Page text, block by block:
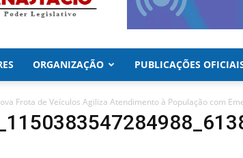
de
ORGANIZAÇÃO PUBLICAÇÕES
Frota de Veículos Agiliza Atendimento à População com